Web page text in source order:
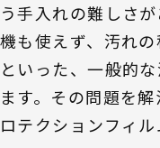
う手入れの難しさ
機も使えず、汚れ
といった、一般的
ます。その問題を
ロテクションフィル